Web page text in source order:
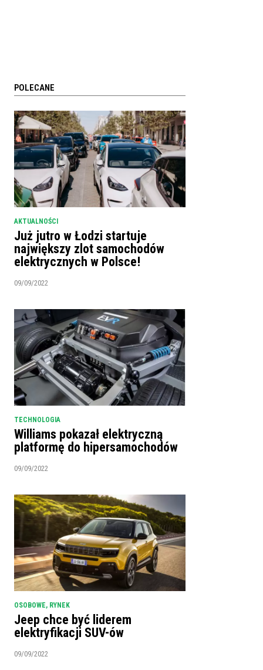
POLECANE
AKTUALNOŚCI
Już jutro w Łodzi startuje
największy zlot samochodów
elektrycznych w Polsce!
09/09/2022
TECHNOLOGIA
Williams pokazał elektryczną
platformę do hipersamochodów
09/09/2022
OSOBOWE, RYNEK
Jeep chce być liderem
elektryfikacji SUV-ów
09/09/2022